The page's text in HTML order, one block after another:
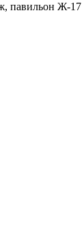
павильон Ж-17